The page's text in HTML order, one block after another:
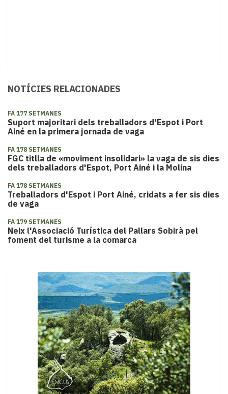
NOTÍCIES RELACIONADES
FA 177 SETMANES
Suport majoritari dels treballadors d'Espot i Port
Ainé en la primera jornada de vaga
FA 178 SETMANES
FGC titlla de «moviment insolidari» la vaga de sis dies
dels treballadors d'Espot, Port Ainé i la Molina
FA 178 SETMANES
​Treballadors d'Espot i Port Ainé, cridats a fer sis dies
de vaga
FA 179 SETMANES
Neix l'Associació Turística del Pallars Sobirà pel
foment del turisme a la comarca